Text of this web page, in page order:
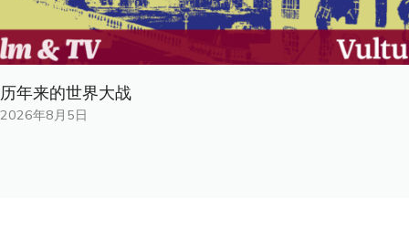
历年来的世界大战
2026年8月5日